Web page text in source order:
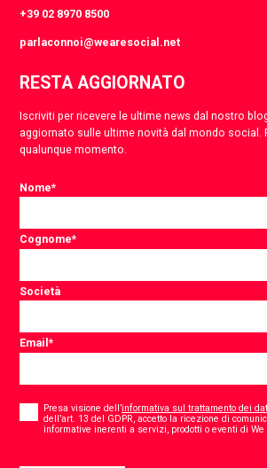
+39 02 8970 8500
parlaconnoi@wearesocial.net
RESTA AGGIORNATO
Iscriviti per ricevere le ultime news dal nostro
aggiornato sulle ultime novità dal mondo social.
qualunque momento.
Nome*
Cognome*
Società
Email*
Presa visione dell’informativa sul trattamento dei
dell’art. 13 del GDPR, accetto la ricezione di
informative inerenti a servizi, prodotti o eventi di We